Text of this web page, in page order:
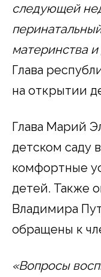
следующей
материнства
Глава
на открытии
Глава Марий
детском саду
комфортные
детей. Также
Владимира
обращены к
«Вопросы